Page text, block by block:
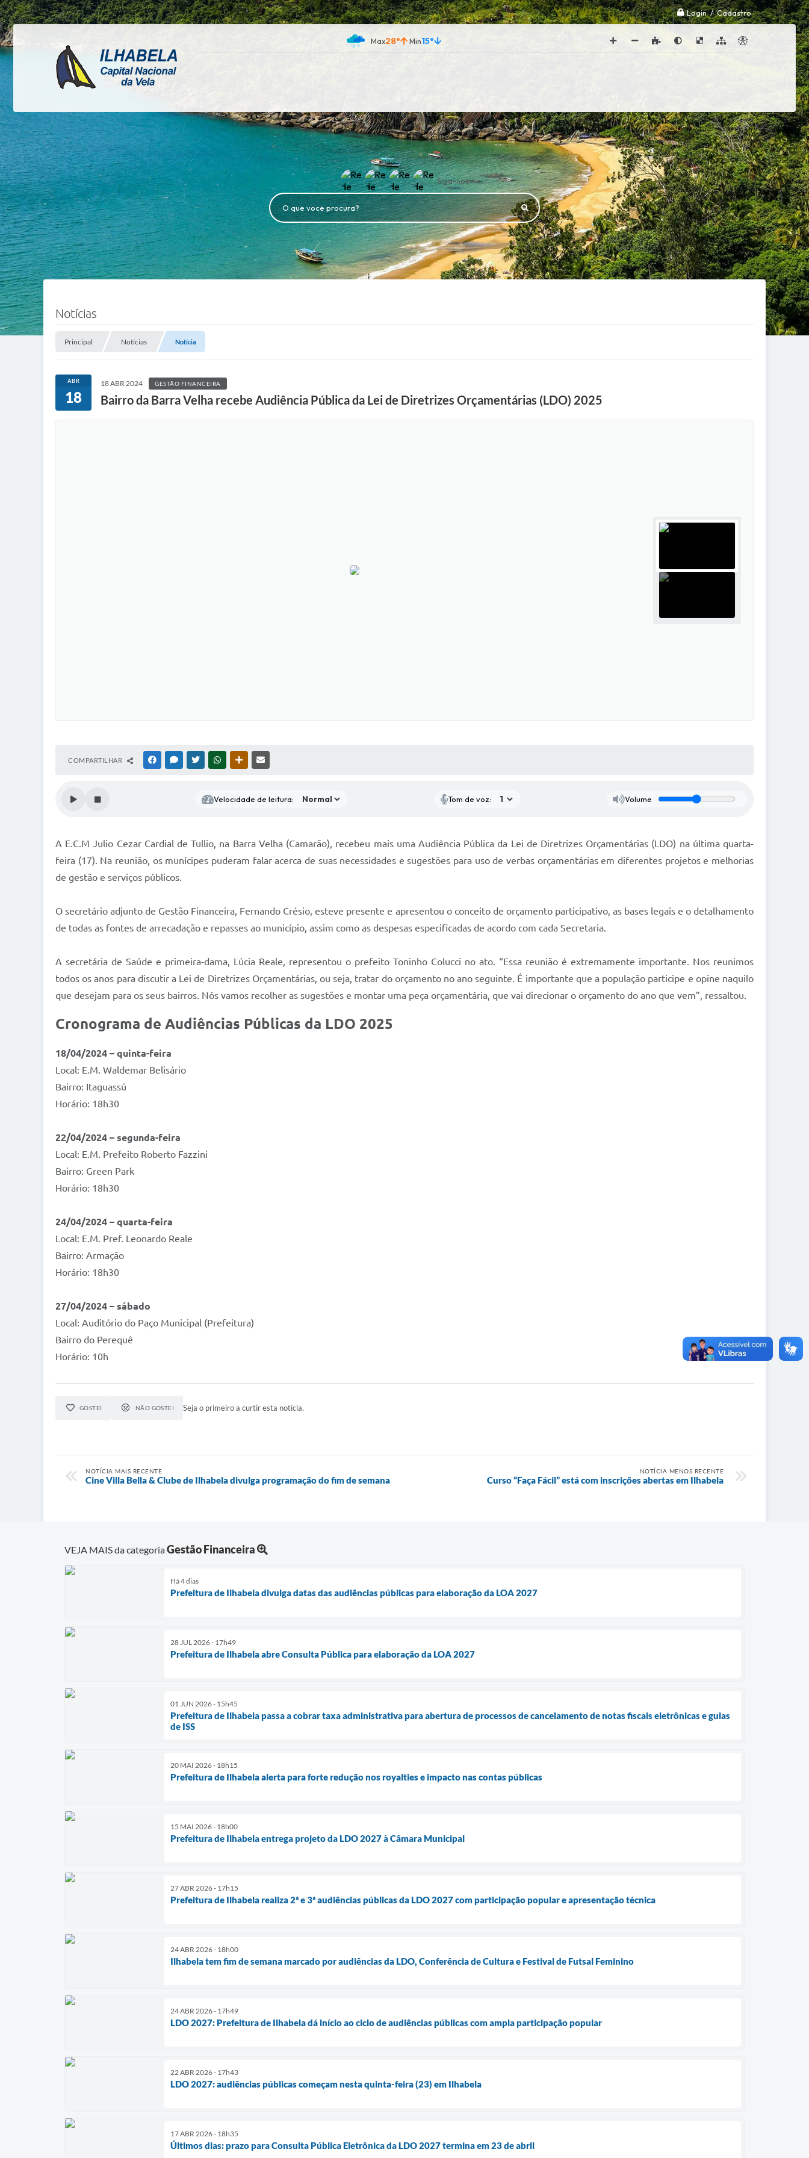
Login / Cadastro
28° 15°
Siga-nos
O que voce procura?
Notícias
Principal Notícias Notícia
ABR
18
18 ABR 2024 GESTÃO FINANCEIRA
Bairro da Barra Velha recebe Audiência Pública da Lei de Diretrizes Orçamentárias (LDO) 2025
COMPARTILHAR FACEBOOKMESSENGER
TWITTERWHATSAPPOUTRAS MÍDIAS
Velocidade de leitura: Tom de voz: Volume
A E.C.M Julio Cezar Cardial de Tullio, na Barra Velha (Camarão), recebeu mais uma Audiência Pública da Lei de Diretrizes Orçamentárias (LDO) na última quarta-
feira (17). Na reunião, os munícipes puderam falar acerca de suas necessidades e sugestões para uso de verbas orçamentárias em diferentes projetos e melhorias
de gestão e serviços públicos.
O secretário adjunto de Gestão Financeira, Fernando Crésio, esteve presente e apresentou o conceito de orçamento participativo, as bases legais e o detalhamento
de todas as fontes de arrecadação e repasses ao município, assim como as despesas especificadas de acordo com cada Secretaria.
A secretária de Saúde e primeira-dama, Lúcia Reale, representou o prefeito Toninho Colucci no ato. “Essa reunião é extremamente importante. Nos reunimos
todos os anos para discutir a Lei de Diretrizes Orçamentárias, ou seja, tratar do orçamento no ano seguinte. É importante que a população participe e opine naquilo
que desejam para os seus bairros. Nós vamos recolher as sugestões e montar uma peça orçamentária, que vai direcionar o orçamento do ano que vem”, ressaltou.
Cronograma de Audiências Públicas da LDO 2025
18/04/2024 – quinta-feira
Local: E.M. Waldemar Belisário
Bairro: Itaguassú
Horário: 18h30
22/04/2024 – segunda-feira
Local: E.M. Prefeito Roberto Fazzini
Bairro: Green Park
Horário: 18h30
24/04/2024 – quarta-feira
Local: E.M. Pref. Leonardo Reale
Bairro: Armação
Horário: 18h30
27/04/2024 – sábado
Local: Auditório do Paço Municipal (Prefeitura)
Bairro do Perequê
Horário: 10h
GOSTEI NÃO GOSTEI Seja o primeiro a curtir esta notícia.
NOTÍCIA MAIS RECENTE
Cine Villa Bella & Clube de Ilhabela divulga programação do fim de semana
NOTÍCIA MENOS RECENTE
Curso “Faça Fácil” está com inscrições abertas em Ilhabela
VEJA MAIS da categoriaGestão Financeira
Há 4 dias
Prefeitura de Ilhabela divulga datas das audiências públicas para elaboração da LOA 2027
28 JUL 2026 - 17h49
Prefeitura de Ilhabela abre Consulta Pública para elaboração da LOA 2027
01 JUN 2026 - 15h45
Prefeitura de Ilhabela passa a cobrar taxa administrativa para abertura de processos de cancelamento de notas fiscais eletrônicas e guias
de ISS
20 MAI 2026 - 18h15
Prefeitura de Ilhabela alerta para forte redução nos royalties e impacto nas contas públicas
15 MAI 2026 - 18h00
Prefeitura de Ilhabela entrega projeto da LDO 2027 à Câmara Municipal
27 ABR 2026 - 17h15
Prefeitura de Ilhabela realiza 2ª e 3ª audiências públicas da LDO 2027 com participação popular e apresentação técnica
24 ABR 2026 - 18h00
Ilhabela tem fim de semana marcado por audiências da LDO, Conferência de Cultura e Festival de Futsal Feminino
24 ABR 2026 - 17h49
LDO 2027: Prefeitura de Ilhabela dá início ao ciclo de audiências públicas com ampla participação popular
22 ABR 2026 - 17h43
LDO 2027: audiências públicas começam nesta quinta-feira (23) em Ilhabela
17 ABR 2026 - 18h35
Últimos dias: prazo para Consulta Pública Eletrônica da LDO 2027 termina em 23 de abril